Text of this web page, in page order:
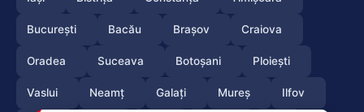
București Bacău Brașov Craiova
Oradea Suceava Botoșani Ploiești
Vaslui Neamț Galați Mureș Ilfov